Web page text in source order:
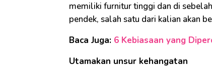
memiliki furnitur tinggi dan di
pendek, salah satu dari kalian akan
Baca Juga: 6 Kebiasaan yang
Utamakan unsur kehangatan